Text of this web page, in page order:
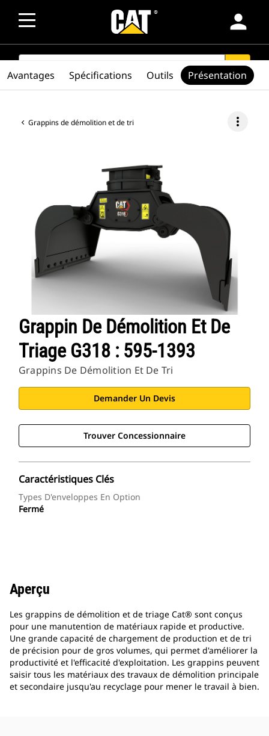
person
SEARCH search
Grappins de démolition et de tri more_vert
Grappin De Démolition Et De
Triage G318 : 595-1393
Grappins De Démolition Et De Tri
Demander Un Devis
Trouver Concessionnaire
Caractéristiques Clés
Types D'enveloppes En Option
Fermé
Avantages Spécifications Outils Présentation
Aperçu
Les grappins de démolition et de triage Cat® sont conçus
pour une manutention de matériaux rapide et productive.
Une grande capacité de chargement de production et de tri
de précision pour de gros volumes, qui permet d'améliorer la
productivité et l'efficacité d'exploitation. Les grappins peuvent
saisir tous les matériaux des travaux de démolition principale
et secondaire jusqu'au recyclage pour mener le travail à bien.